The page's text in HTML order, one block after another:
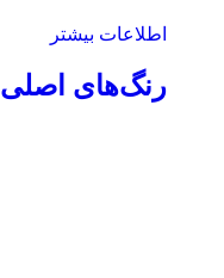
اطلاعات بیشتر
رنگ‌های